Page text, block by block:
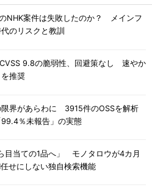
NHK案件は失敗したのか？ メインフ
のリスクと教訓
9.8の脆弱性、回避策なし 速やか
推奨
限界があらわに 3915件のOSSを解析
99.4％未報告」の実態
目当ての1品へ」 モノタロウが4カ月
せにしない独自検索機能